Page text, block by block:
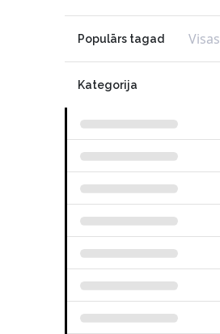
Populārs tagad Visas
Kategorija